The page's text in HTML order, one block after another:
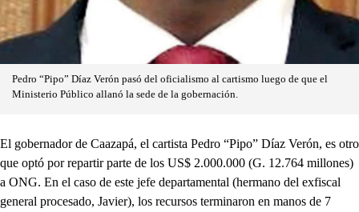
Pedro “Pipo” Díaz Verón pasó del oficialismo al cartismo luego de que el
Ministerio Público allanó la sede de la gobernación.
El gobernador de Caazapá, el cartista Pedro “Pipo” Díaz Verón, es otro
que optó por repartir parte de los US$ 2.000.000 (G. 12.764 millones)
a ONG. En el caso de este jefe departamental (hermano del exfiscal
general procesado, Javier), los recursos terminaron en manos de 7